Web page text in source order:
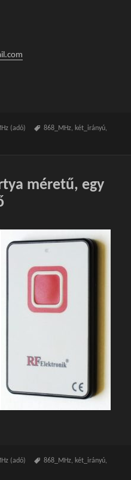
gombos távvezérlő
(adó) Címke
868_MHz, két_irányú,
méretű, egy
gombos távvezérlő
(adó) Címke
868_MHz, két_irányú,